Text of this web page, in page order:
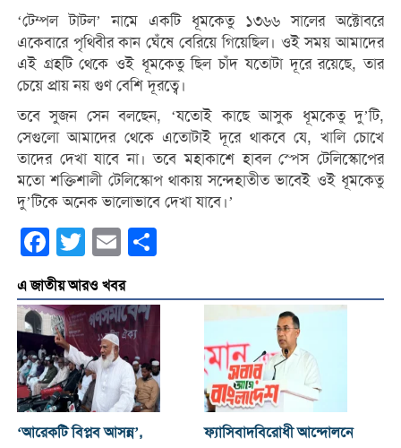
‘টেম্পল টাট্ল’ নামে একটি ধূমকেতু ১৩৬৬ সালের অক্টোবরে
একেবারে পৃথিবীর কান ঘেঁষে বেরিয়ে গিয়েছিল। ওই সময় আমাদের
এই গ্রহটি থেকে ওই ধূমকেতু ছিল চাঁদ যতোটা দূরে রয়েছে, তার
চেয়ে প্রায় নয় গুণ বেশি দূরত্বে।
তবে সুজন সেন বলছেন, ‘যতোই কাছে আসুক ধূমকেতু দু’টি,
সেগুলো আমাদের থেকে এতোটাই দূরে থাকবে যে, খালি চোখে
তাদের দেখা যাবে না। তবে মহাকাশে হাবল স্পেস টেলিস্কোপের
মতো শক্তিশালী টেলিস্কোপ থাকায় সন্দেহাতীত ভাবেই ওই ধূমকেতু
দু’টিকে অনেক ভালোভাবে দেখা যাবে।’
Facebook
Twitter Email
এ জাতীয় আরও খবর
‘আরেকটি বিপ্লব আসন্ন’,
ফ্যাসিবাদবিরোধী আন্দোলনে